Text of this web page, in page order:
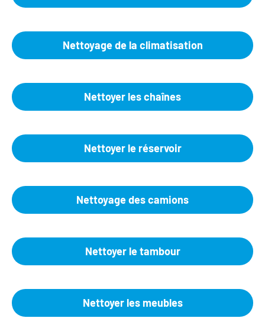
Nettoyage de la climatisation
Nettoyer les chaînes
Nettoyer le réservoir
Nettoyage des camions
Nettoyer le tambour
Nettoyer les meubles